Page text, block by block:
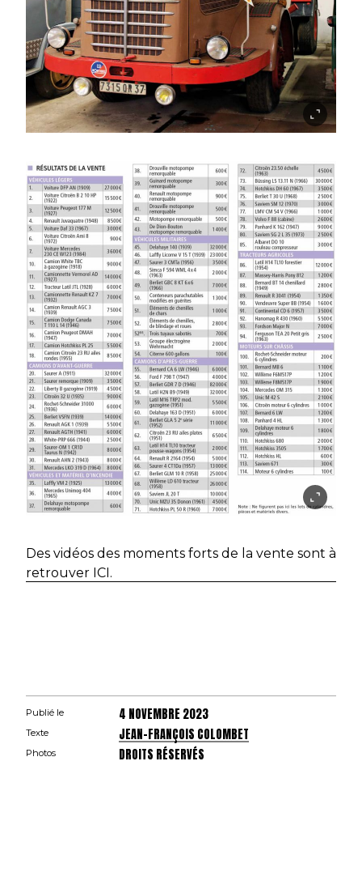
Des vidéos des moments forts de la vente sont à
retrouver ICI.
Publié le 4 NOVEMBRE 2023
Texte JEAN-FRANÇOIS COLOMBET
Photos DROITS RÉSERVÉS